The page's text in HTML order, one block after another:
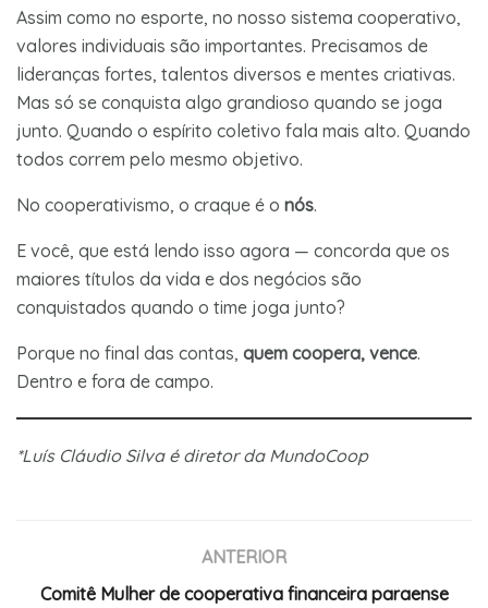
Assim como no esporte, no nosso sistema cooperativo,
valores individuais são importantes. Precisamos de
lideranças fortes, talentos diversos e mentes criativas.
Mas só se conquista algo grandioso quando se joga
junto. Quando o espírito coletivo fala mais alto. Quando
todos correm pelo mesmo objetivo.
No cooperativismo, o craque é o nós.
E você, que está lendo isso agora — concorda que os
maiores títulos da vida e dos negócios são
conquistados quando o time joga junto?
Porque no final das contas, quem coopera, vence.
Dentro e fora de campo.
*Luís Cláudio Silva é diretor da MundoCoop
ANTERIOR
Comitê Mulher de cooperativa financeira paraense